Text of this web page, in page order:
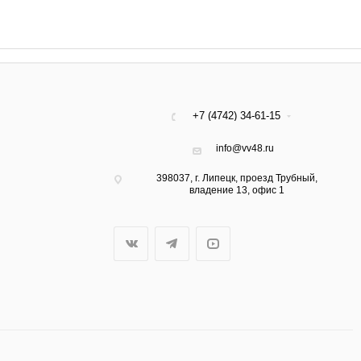
+7 (4742) 34-61-15
info@vv48.ru
398037, г. Липецк, проезд Трубный,
владение 13, офис 1